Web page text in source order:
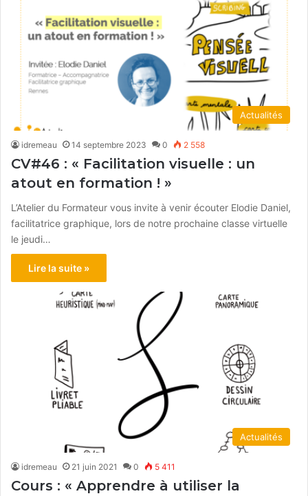
Actualités
idremeau 14 septembre 2023 0 2 558
CV#46 : « Facilitation visuelle : un
atout en formation ! »
L’Atelier du Formateur vous invite à venir écouter Elodie Daniel,
facilitatrice graphique, lors de notre prochaine classe virtuelle
le jeudi…
Lire la suite »
Actualités
idremeau 21 juin 2021 0 5 411
Cours : « Apprendre à utiliser la